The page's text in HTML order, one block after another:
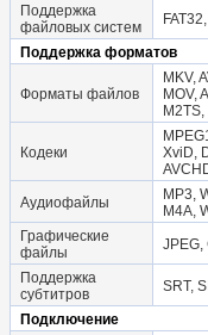
Поддержка
файловых систем
Поддержка форматов
Форматы файлов
MKV,
MOV,
Кодеки
XviD,
Аудиофайлы
MP3,
M4A,
Графические
файлы
JPEG,
Поддержка
субтитров
SRT,
Подключение